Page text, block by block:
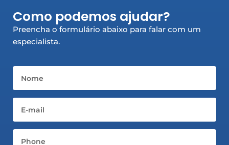
o
o
k
-
g
r
a
d
i
n
Como podemos ajudar?
Preencha o formulário abaixo para falar com um
especialista.